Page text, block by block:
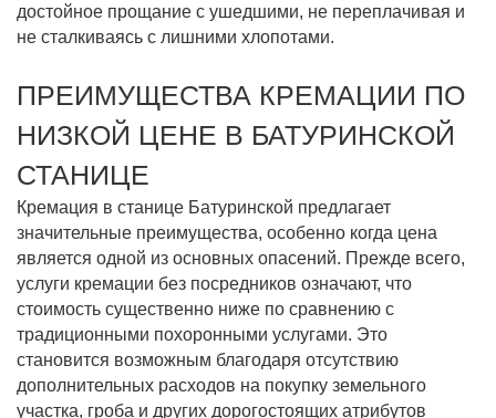
достойное прощание с ушедшими, не переплачивая и
не сталкиваясь с лишними хлопотами.
ПРЕИМУЩЕСТВА КРЕМАЦИИ ПО
НИЗКОЙ ЦЕНЕ В БАТУРИНСКОЙ
СТАНИЦЕ
Кремация в станице Батуринской предлагает
значительные преимущества, особенно когда цена
является одной из основных опасений. Прежде всего,
услуги кремации без посредников означают, что
стоимость существенно ниже по сравнению с
традиционными похоронными услугами. Это
становится возможным благодаря отсутствию
дополнительных расходов на покупку земельного
участка, гроба и других дорогостоящих атрибутов